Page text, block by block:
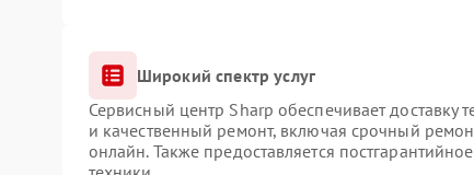
Широкий спектр услуг
Сервисный центр Sharp обеспечивает доставку
и качественный ремонт, включая срочный
онлайн. Также предоставляется